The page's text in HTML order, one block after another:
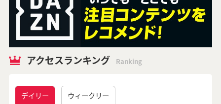
アクセスランキング Ranking
デイリー ウィークリー